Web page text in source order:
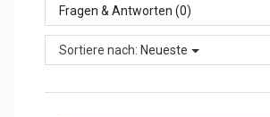
Fragen & Antworten (0)
Sortiere nach: Neueste